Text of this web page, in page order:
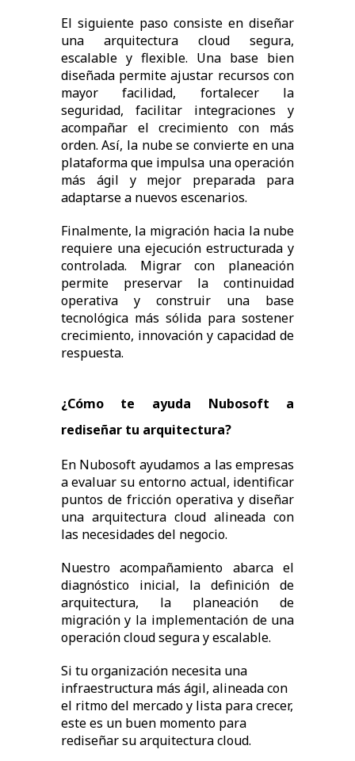
El siguiente paso consiste en diseñar
una arquitectura cloud segura,
escalable y flexible. Una base bien
diseñada permite ajustar recursos con
mayor facilidad, fortalecer la
seguridad, facilitar integraciones y
acompañar el crecimiento con más
orden. Así, la nube se convierte en una
plataforma que impulsa una operación
más ágil y mejor preparada para
adaptarse a nuevos escenarios.
Finalmente, la migración hacia la nube
requiere una ejecución estructurada y
controlada. Migrar con planeación
permite preservar la continuidad
operativa y construir una base
tecnológica más sólida para sostener
crecimiento, innovación y capacidad de
respuesta.
¿Cómo te ayuda Nubosoft a
rediseñar tu arquitectura?
En Nubosoft ayudamos a las empresas
a evaluar su entorno actual, identificar
puntos de fricción operativa y diseñar
una arquitectura cloud alineada con
las necesidades del negocio.
Nuestro acompañamiento abarca el
diagnóstico inicial, la definición de
arquitectura, la planeación de
migración y la implementación de una
operación cloud segura y escalable.
Si tu organización necesita una
infraestructura más ágil, alineada con
el ritmo del mercado y lista para crecer,
este es un buen momento para
rediseñar su arquitectura cloud.